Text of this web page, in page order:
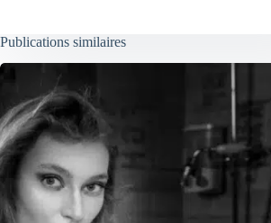
Publications similaires